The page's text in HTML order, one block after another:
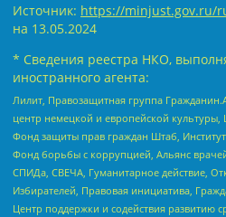
Источник: https://minjust.gov.ru/
на 13.05.2024
* Сведения реестра НКО,
иностранного агента:
Лилит, Правозащитная группа
центр немецкой и европейской культуры,
Фонд защиты прав граждан Штаб,
Фонд борьбы с коррупцией, Альянс
СПИДа, СВЕЧА, Гуманитарное действие,
Избирателей, Правовая инициатива,
Центр поддержки и содействия развитию